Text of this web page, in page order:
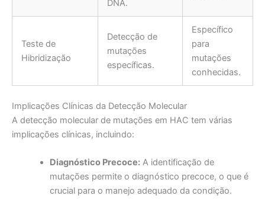
DNA.
Teste de
Hibridização
Detecção de
mutações
específicas.
Específico
para
mutações
conhecidas.
Implicações Clínicas da Detecção Molecular
A detecção molecular de mutações em HAC tem várias
implicações clínicas, incluindo:
Diagnóstico Precoce:A identificação de
mutações permite o diagnóstico precoce, o que é
crucial para o manejo adequado da condição.